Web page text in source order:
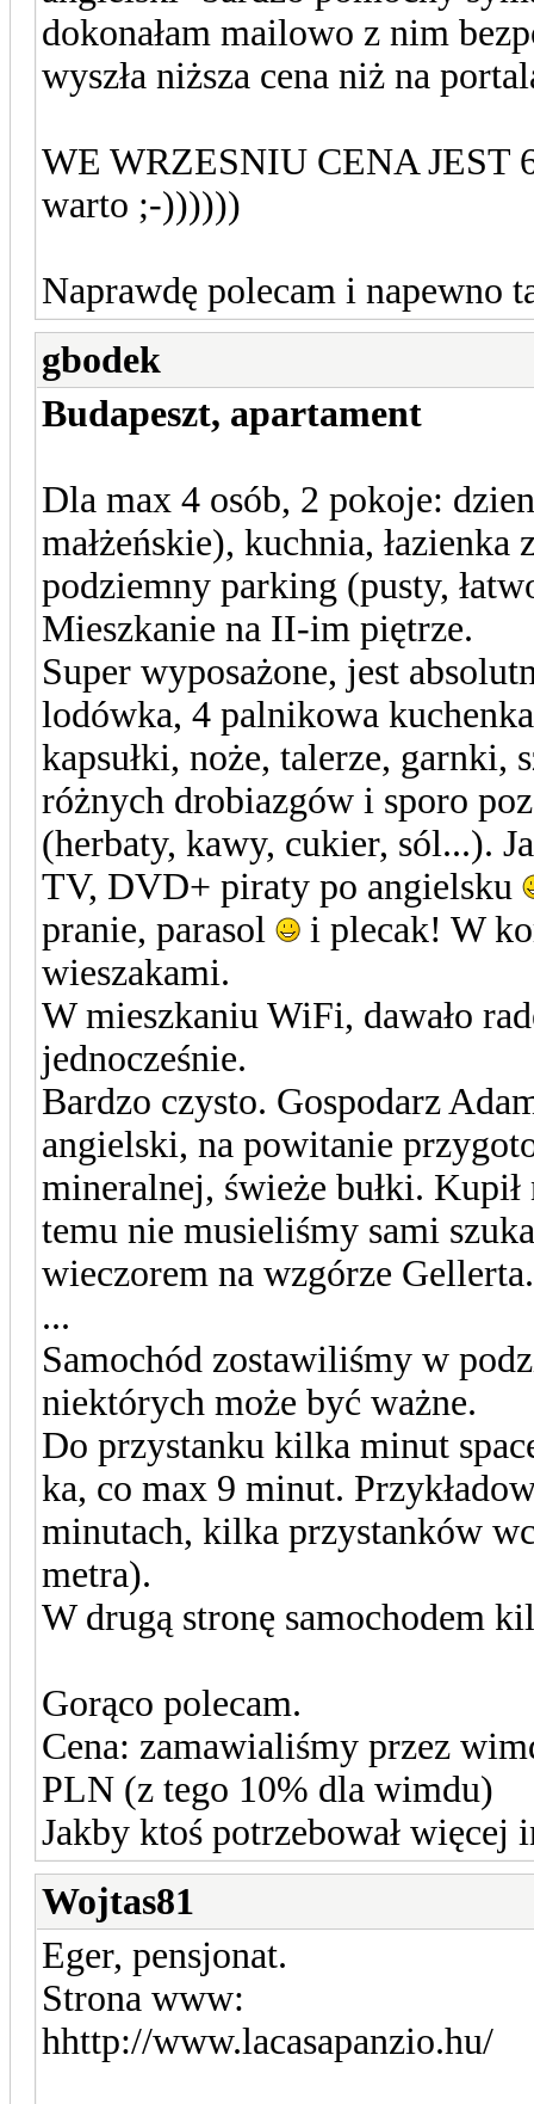
dokonałam mailowo z nim
wyszła niższa cena niż na
WE WRZESNIU CENA JEST
warto ;-))))))
Naprawdę polecam i napewno
gbodek
Budapeszt, apartament
Dla max 4 osób, 2 pokoje:
małżeńskie), kuchnia,
podziemny parking (pusty,
Mieszkanie na II-im piętrze.
Super wyposażone, jest
lodówka, 4 palnikowa
kapsułki, noże, talerze, garnki,
różnych drobiazgów i sporo
(herbaty, kawy, cukier, sól...).
TV, DVD+ piraty po angielsku
pranie, parasol
i plecak! W
wieszakami.
W mieszkaniu WiFi, dawało
jednocześnie.
Bardzo czysto. Gospodarz
angielski, na powitanie
mineralnej, świeże bułki.
temu nie musieliśmy sami
wieczorem na wzgórze
...
Samochód zostawiliśmy w
niektórych może być ważne.
Do przystanku kilka minut
ka, co max 9 minut.
minutach, kilka przystanków
metra).
W drugą stronę samochodem
Gorąco polecam.
Cena: zamawialiśmy przez
PLN (z tego 10% dla wimdu)
Jakby ktoś potrzebował więcej
Wojtas81
Eger, pensjonat.
Strona www:
hhttp://www.lacasapanzio.hu/